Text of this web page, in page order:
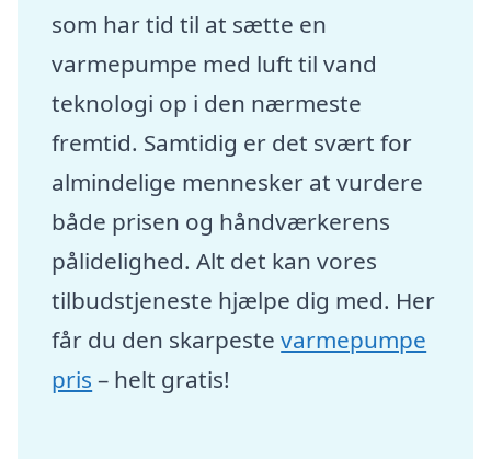
som har tid til at sætte en
varmepumpe med luft til vand
teknologi op i den nærmeste
fremtid. Samtidig er det svært for
almindelige mennesker at vurdere
både prisen og håndværkerens
pålidelighed. Alt det kan vores
tilbudstjeneste hjælpe dig med. Her
får du den skarpestevarmepumpe
pris – helt gratis!